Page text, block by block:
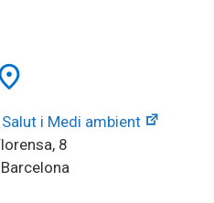
i Medi ambient
8